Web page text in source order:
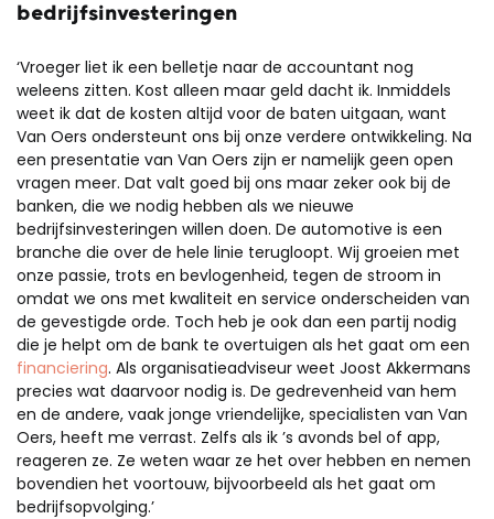
bedrijfsinvesteringen
‘Vroeger liet ik een belletje naar de accountant nog
weleens zitten. Kost alleen maar geld dacht ik. Inmiddels
weet ik dat de kosten altijd voor de baten uitgaan, want
Van Oers ondersteunt ons bij onze verdere ontwikkeling. Na
een presentatie van Van Oers zijn er namelijk geen open
vragen meer. Dat valt goed bij ons maar zeker ook bij de
banken, die we nodig hebben als we nieuwe
bedrijfsinvesteringen willen doen. De automotive is een
branche die over de hele linie terugloopt. Wij groeien met
onze passie, trots en bevlogenheid, tegen de stroom in
omdat we ons met kwaliteit en service onderscheiden van
de gevestigde orde. Toch heb je ook dan een partij nodig
die je helpt om de bank te overtuigen als het gaat om een
financiering. Als organisatieadviseur weet Joost Akkermans
precies wat daarvoor nodig is. De gedrevenheid van hem
en de andere, vaak jonge vriendelijke, specialisten van Van
Oers, heeft me verrast. Zelfs als ik ’s avonds bel of app,
reageren ze. Ze weten waar ze het over hebben en nemen
bovendien het voortouw, bijvoorbeeld als het gaat om
bedrijfsopvolging.’